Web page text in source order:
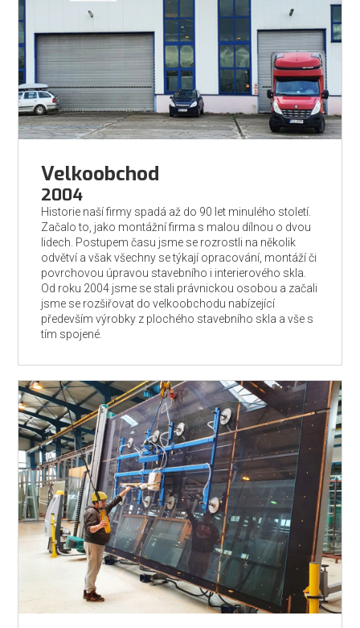
Velkoobchod
2004
Historie naší firmy spadá až do 90 let minulého století.
Začalo to, jako montážní firma s malou dílnou o dvou
lidech. Postupem času jsme se rozrostli na několik
odvětví a však všechny se týkají opracování, montáží či
povrchovou úpravou stavebního i interierového skla.
Od roku 2004 jsme se stali právnickou osobou a začali
jsme se rozšiřovat do velkoobchodu nabízející
především výrobky z plochého stavebního skla a vše s
tím spojené.